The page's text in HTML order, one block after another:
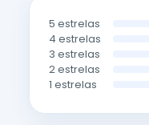
5 estrelas
4 estrelas
3 estrelas
2 estrelas
1 estrelas